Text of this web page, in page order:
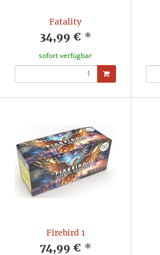
Fatality
34,99 € *
sofort verfügbar
Firebird 1
74,99 € *